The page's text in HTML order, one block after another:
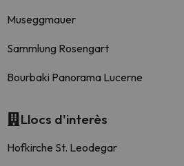
Museggmauer
Sammlung Rosengart
Bourbaki Panorama Lucerne
Llocs d'interès
Hofkirche St. Leodegar